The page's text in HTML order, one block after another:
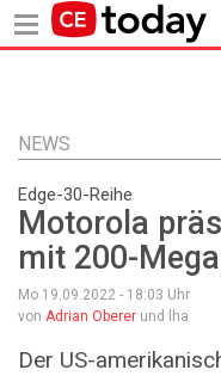
Inhalt
NEWS
Edge-30-Reihe
Motorola
mit 200-
Mo 19.09.2022 - 18:03 Uhr
von Adrian Oberer und lha
Der US-